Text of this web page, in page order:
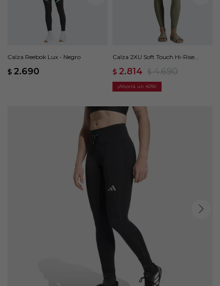
Calza Reebok Lux - Negro
$ 2.690
Calza 2XU Soft Touch Hi-Rise
$ 2.814 $ 4.690
40